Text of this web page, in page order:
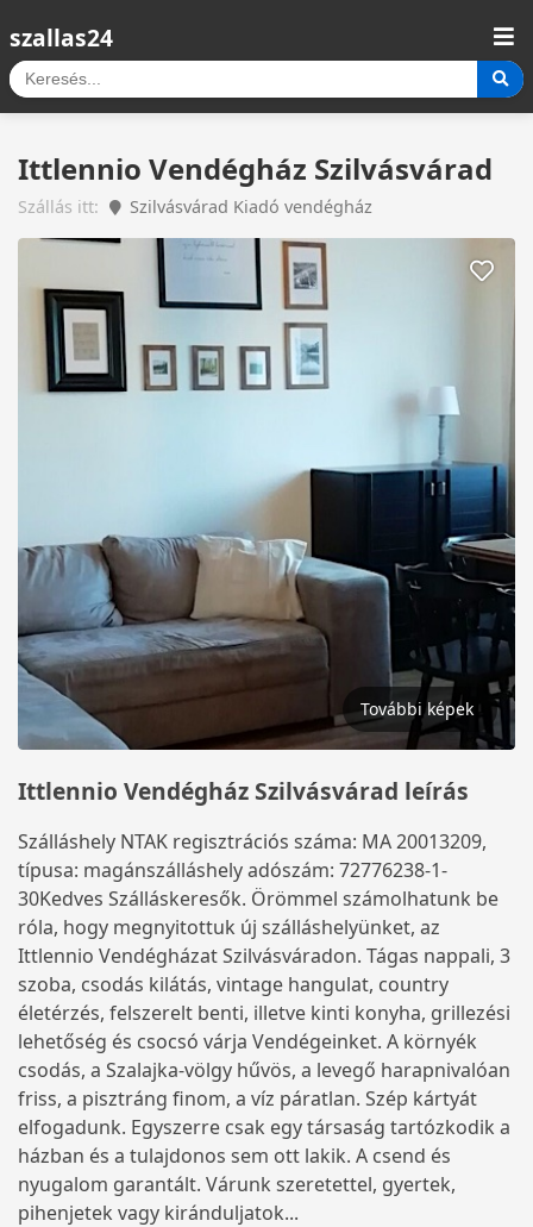
szallas24
Ittlennio Vendégház Szilvásvárad
Szállás itt: Szilvásvárad Kiadó vendégház
További képek
Ittlennio Vendégház Szilvásvárad leírás
Szálláshely NTAK regisztrációs száma: MA 20013209,
típusa: magánszálláshely adószám: 72776238-1-
30Kedves Szálláskeresők. Örömmel számolhatunk be
róla, hogy megnyitottuk új szálláshelyünket, az
Ittlennio Vendégházat Szilvásváradon. Tágas nappali, 3
szoba, csodás kilátás, vintage hangulat, country
életérzés, felszerelt benti, illetve kinti konyha, grillezési
lehetőség és csocsó várja Vendégeinket. A környék
csodás, a Szalajka-völgy hűvös, a levegő harapnivalóan
friss, a pisztráng finom, a víz páratlan. Szép kártyát
elfogadunk. Egyszerre csak egy társaság tartózkodik a
házban és a tulajdonos sem ott lakik. A csend és
nyugalom garantált. Várunk szeretettel, gyertek,
pihenjetek vagy kiránduljatok...